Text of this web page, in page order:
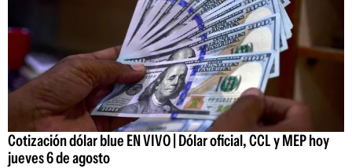
Cotización dólar blue EN VIVO | Dólar oficial, CCL y MEP hoy
jueves 6 de agosto